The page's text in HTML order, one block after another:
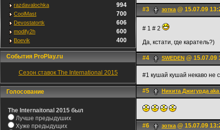
razdavalochka 994
CoolMast 700
Devostatortk 606
modify2h 600
Boevik 400
События ProPlay.ru
Сезон ставок The International 2015
Голосование
The Internaitonal 2015 был
Лучше предыдуших
Хуже предыдущих
#3 зотка@ 15.07.09
# 1 # 2
Да, кстати, где каратель?)
#4 SWEDEN @ 15.07.09
#1 кушай кушай некаво не
#5 Никита Джигурда
#6 зотка@ 15.07.09